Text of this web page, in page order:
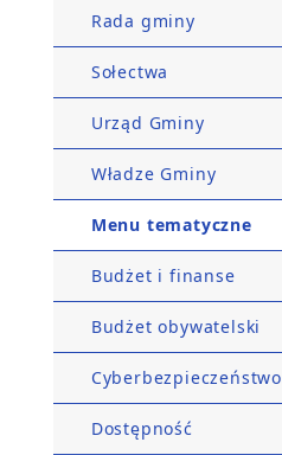
Rada gminy
Sołectwa
Urząd Gminy
Władze Gminy
Menu tematyczne
Budżet i finanse
Budżet obywatelski
Cyberbezpieczeństwo
Dostępność